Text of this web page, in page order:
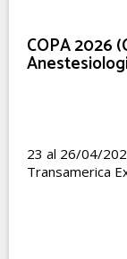
COPA 2026
23 al 26/04/
Transamerica